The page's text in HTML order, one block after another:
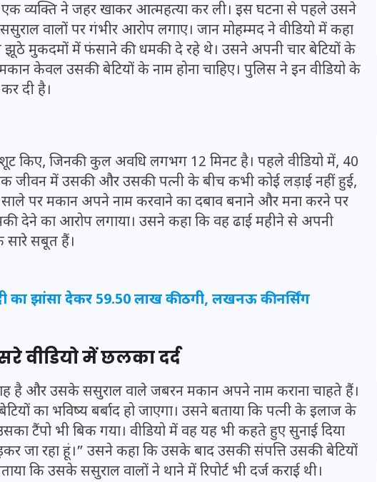
के एक व्यक्ति ने जहर खाकर आत्महत्या कर ली। इस घटना से पहले उसने
वालों पर गंभीर आरोप लगाए। जान मोहम्मद ने वीडियो में कहा
मुकदमों में फंसाने की धमकी दे रहे थे। उसने अपनी चार बेटियों के
केवल उसकी बेटियों के नाम होना चाहिए। पुलिस ने इन वीडियो के
दी है।
किए, जिनकी कुल अवधि लगभग 12 मिनट है। पहले वीडियो में, 40
जीवन में उसकी और उसकी पत्नी के बीच कभी कोई लड़ाई नहीं हुई,
पर मकान अपने नाम करवाने का दबाव बनाने और मना करने पर
देने का आरोप लगाया। उसने कहा कि वह ढाई महीने से अपनी
सारे सबूत हैं।
का झांसा देकर 59.50 लाख की ठगी, लखनऊ की नर्सिंग
वीडियो में छलका दर्द
है और उसके ससुराल वाले जबरन मकान अपने नाम कराना चाहते हैं।
का भविष्य बर्बाद हो जाएगा। उसने बताया कि पत्नी के इलाज के
टैंपो भी बिक गया। वीडियो में वह यह भी कहते हुए सुनाई दिया
जा रहा हूं।” उसने कहा कि उसके बाद उसकी संपत्ति उसकी बेटियों
कि उसके ससुराल वालों ने थाने में रिपोर्ट भी दर्ज कराई थी।
30 दिसम्बर 2025
पर बंपर भर्ती का विज्ञापन जारी,